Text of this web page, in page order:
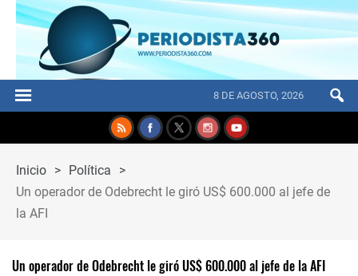
8 DE AGOSTO, 2026
Inicio > Política
>
Un operador de Odebrecht le giró US$ 600.000 al jefe de
la AFI
Un operador de Odebrecht le giró US$ 600.000 al jefe de la AFI